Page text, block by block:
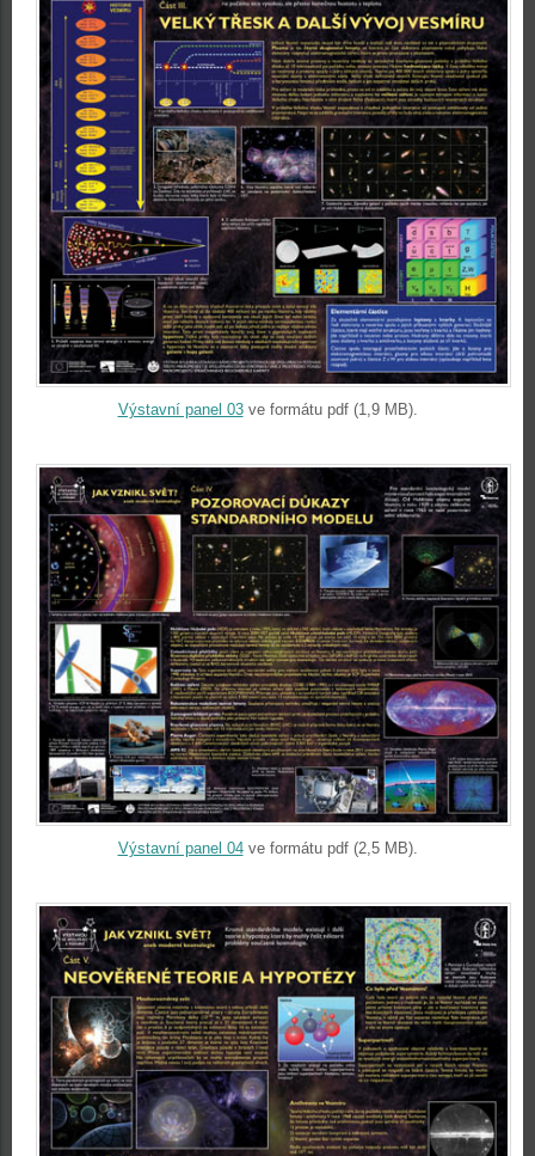
Výstavní panel 03ve formátu pdf (1,9 MB).
Výstavní panel 04ve formátu pdf (2,5 MB).